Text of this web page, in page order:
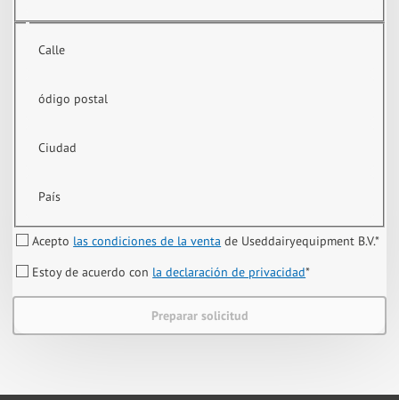
Calle
ódigo postal
Ciudad
País
Acepto las condiciones de la venta de Useddairyequipment B.V.*
Estoy de acuerdo con la declaración de privacidad*
Preparar solicitud